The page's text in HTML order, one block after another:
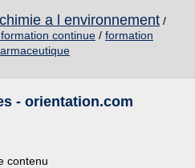
a l environnement /
continue / formation
- orientation.com
contenu